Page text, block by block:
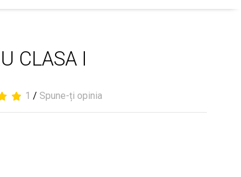
CLASA I
1 / Spune-ți opinia